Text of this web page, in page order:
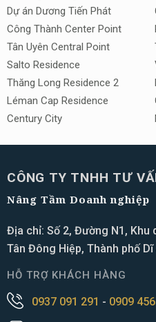
Dự án Dương Tiến Phát
Công Thành Center Point
Tân Uyên Central Point
Salto Residence
Thăng Long Residence 2
Léman Cap Residence
Century City
CÔNG TY TNHH TƯ
Nâng Tầm Doanh nghiệp
Địa chỉ: Số 2, Đường N1, Khu
Tân Đông Hiệp, Thành phố
HỖ TRỢ KHÁCH HÀNG
0937 091 291 - 0909